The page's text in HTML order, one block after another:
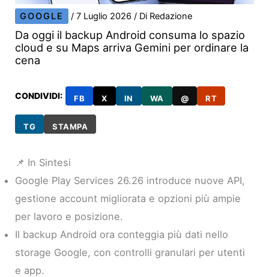
GOOGLE /7 Luglio 2026/ Di Redazione
Da oggi il backup Android consuma lo spazio
cloud e su Maps arriva Gemini per ordinare la
cena
CONDIVIDI: FB X IN WA @ RT
TG STAMPA
📌 In Sintesi
Google Play Services 26.26 introduce nuove API,
gestione account migliorata e opzioni più ampie
per lavoro e posizione.
Il backup Android ora conteggia più dati nello
storage Google, con controlli granulari per utenti
e app.